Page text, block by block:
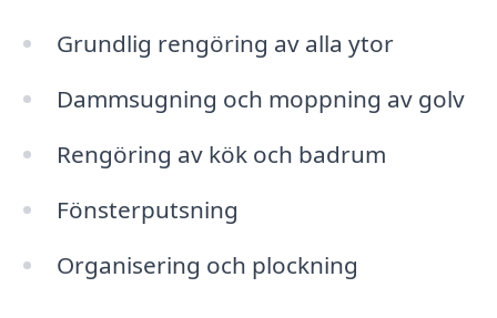
Grundlig rengöring av alla ytor
Dammsugning och moppning av golv
Rengöring av kök och badrum
Fönsterputsning
Organisering och plockning